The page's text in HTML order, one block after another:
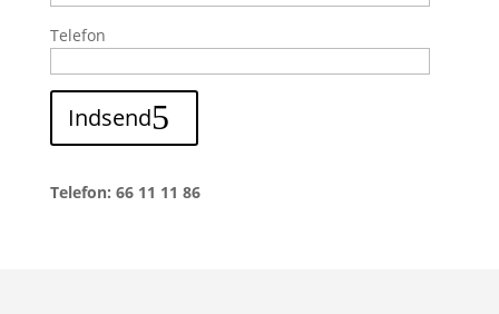
Telefon
Indsend
Telefon: 66 11 11 86